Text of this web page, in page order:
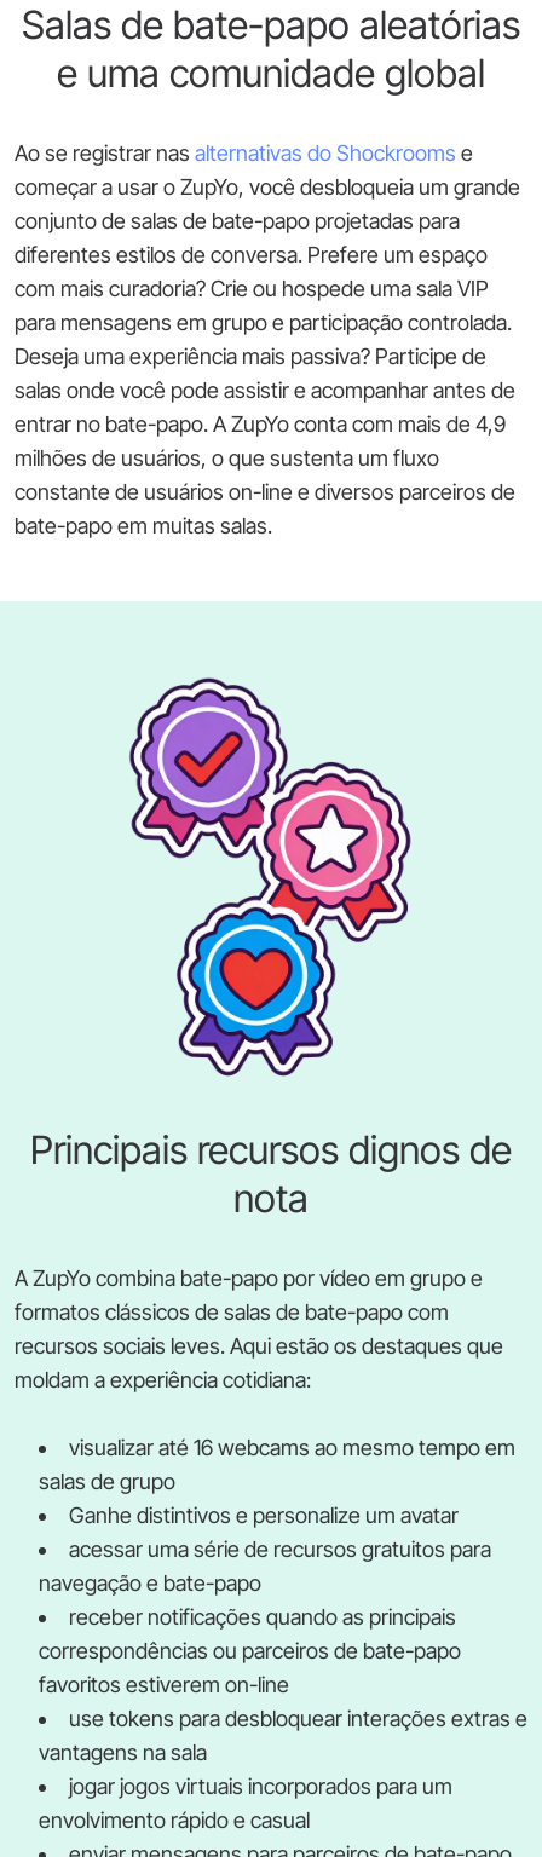
Salas de bate-papo aleatórias
e uma comunidade global
Ao se registrar nas alternativas do Shockrooms e
começar a usar o ZupYo, você desbloqueia um grande
conjunto de salas de bate-papo projetadas para
diferentes estilos de conversa. Prefere um espaço
com mais curadoria? Crie ou hospede uma sala VIP
para mensagens em grupo e participação controlada.
Deseja uma experiência mais passiva? Participe de
salas onde você pode assistir e acompanhar antes de
entrar no bate-papo. A ZupYo conta com mais de 4,9
milhões de usuários, o que sustenta um fluxo
constante de usuários on-line e diversos parceiros de
bate-papo em muitas salas.
Principais recursos dignos de
nota
A ZupYo combina bate-papo por vídeo em grupo e
formatos clássicos de salas de bate-papo com
recursos sociais leves. Aqui estão os destaques que
moldam a experiência cotidiana:
visualizar até 16 webcams ao mesmo tempo em
salas de grupo
Ganhe distintivos e personalize um avatar
acessar uma série de recursos gratuitos para
navegação e bate-papo
receber notificações quando as principais
correspondências ou parceiros de bate-papo
favoritos estiverem on-line
use tokens para desbloquear interações extras e
vantagens na sala
jogar jogos virtuais incorporados para um
envolvimento rápido e casual